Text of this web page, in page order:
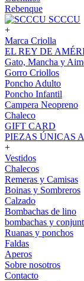
Rebenque
SCCCU
+
Marca Criolla
EL REY DE
Gato, Mancha y
Gorro Criollos
Poncho Adulto
Poncho Infantil
Campera Neopreno
Chaleco
GIFT CARD
PIEZAS ÚNICAS
+
Vestidos
Chalecos
Remeras y Camisas
Boinas y Sombreros
Calzado
Bombachas de lino
bombachas y
Ruanas y ponchos
Faldas
Aperos
Sobre nosotros
Contacto